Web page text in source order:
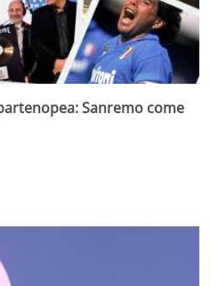
Sanremo come